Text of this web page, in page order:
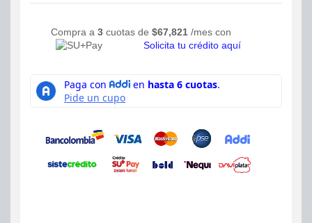
Compra a 3 cuotas de $67,821 /mes con
Solicita tu crédito aquí